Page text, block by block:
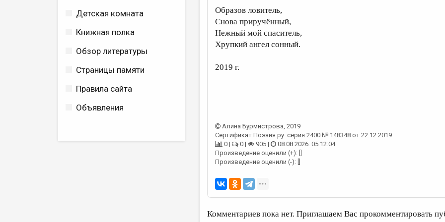
Детская комната
Книжная полка
Обзор литературы
Страницы памяти
Правила сайта
Объявления
Образов ловитель,
Снова приручённый,
Нежный мой спаситель,
Хрупкий ангел сонный.
2019 г.
Алина Бурмистрова, 2019
Сертификат Поэзия.ру: серия 2400 № 148348 от 22.12.2019
0 |
0 | 905 |
08.08.2026. 05:12:04
Произведение оценили (+): []
Произведение оценили (-): []
Комментариев пока нет. Приглашаем Вас прокомментировать